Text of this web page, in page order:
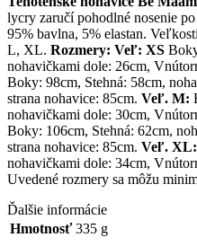
lycry zaručí pohodlné nosenie
95% bavlna, 5% elastan.
L, XL. Rozmery: Veľ: XS
nohavičkami dole: 26cm,
Boky: 98cm, Stehná: 58cm,
strana nohavice: 85cm. Veľ. M:
nohavičkami dole: 30cm,
Boky: 106cm, Stehná: 62cm,
strana nohavice: 85cm. Veľ. XL:
nohavičkami dole: 34cm,
Uvedené rozmery sa môžu
Ďalšie informácie
Hmotnosť 335 g